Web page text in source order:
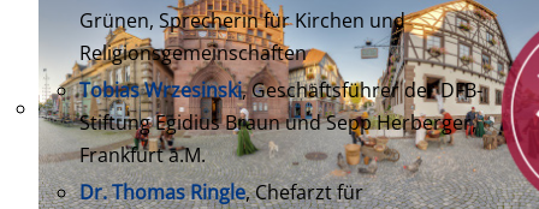
Grünen, Sprecherin für Kirchen und
Religionsgemeinschaften
Tobias Wrzesinski, Geschäftsführer der DFB-
Stiftung Egidius Braun und Sepp Herberger,
Frankfurt a.M.
Dr. Thomas Ringle, Chefarzt für